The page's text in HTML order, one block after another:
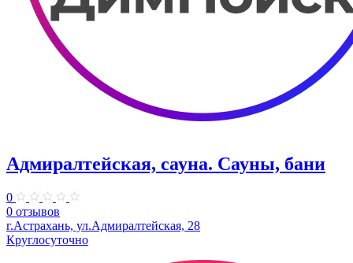
Адмиралтейская, сауна. Сауны, бани
0
0 отзывов
г.Астрахань, ул.Адмиралтейская, 28
Круглосуточно